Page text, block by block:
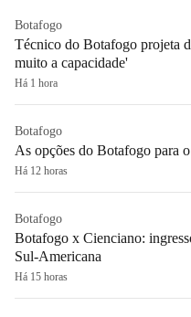
Botafogo
Técnico do Botafogo projeta
muito a capacidade'
Há 1 hora
Botafogo
As opções do Botafogo para
Há 12 horas
Botafogo
Botafogo x Cienciano:
Sul-Americana
Há 15 horas